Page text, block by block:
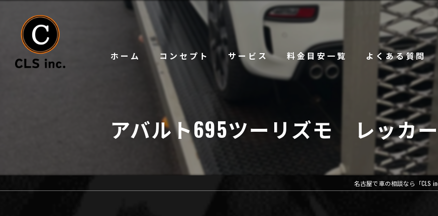
ホーム コンセプト サービス 料金目安一覧 よくある質問
アバルト695ツーリズモ レッカ
名古屋で車の相談なら「CLS